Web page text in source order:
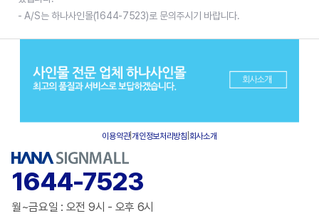
- A/S는 하나사인몰(1644-7523)로 문의주시기 바랍니다.
이용약관|개인정보처리방침 회사소개
1644-7523
월~금요일 : 오전 9시 - 오후 6시